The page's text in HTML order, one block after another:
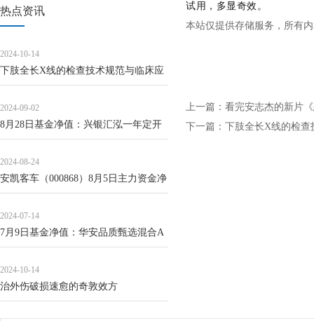
热点资讯
2024-10-14
下肢全长X线的检查技术规范与临床应
2024-09-02
8月28日基金净值：兴银汇泓一年定开
2024-08-24
安凯客车（000868）8月5日主力资金净
2024-07-14
7月9日基金净值：华安品质甄选混合A
2024-10-14
治外伤破损速愈的奇敦效方
试用，多显奇效。
本站仅提供存储服务，所有
上一篇： 看完安志杰的新片
下一篇： 下肢全长X线的检查